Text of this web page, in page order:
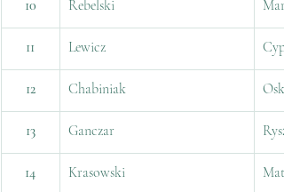
10 Rebelski
11 Lewicz
12 Chabiniak
13 Ganczar
14 Krasowski